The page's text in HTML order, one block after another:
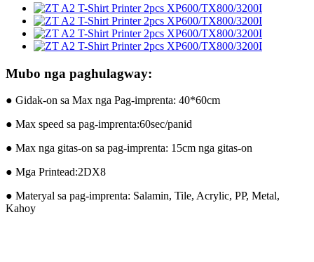
Mubo nga paghulagway:
● Gidak-on sa Max nga Pag-imprenta: 40*60cm
● Max speed sa pag-imprenta:60sec/panid
● Max nga gitas-on sa pag-imprenta: 15cm nga gitas-on
● Mga Printead:2DX8
● Materyal sa pag-imprenta: Salamin, Tile, Acrylic, PP, Metal,
Kahoy